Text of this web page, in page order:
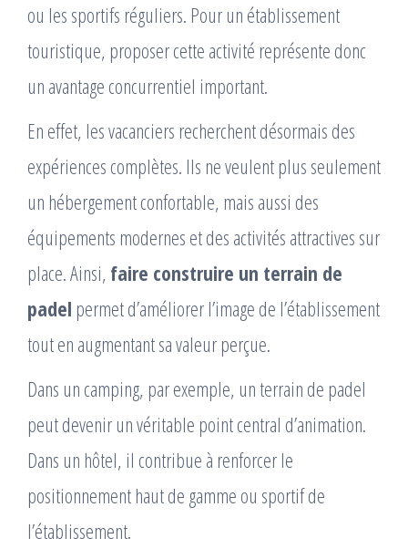
ou les sportifs réguliers. Pour un établissement
touristique, proposer cette activité représente donc
un avantage concurrentiel important.
En effet, les vacanciers recherchent désormais des
expériences complètes. Ils ne veulent plus seulement
un hébergement confortable, mais aussi des
équipements modernes et des activités attractives sur
place. Ainsi, faire construire un terrain de
padel permet d’améliorer l’image de l’établissement
tout en augmentant sa valeur perçue.
Dans un camping, par exemple, un terrain de padel
peut devenir un véritable point central d’animation.
Dans un hôtel, il contribue à renforcer le
positionnement haut de gamme ou sportif de
l’établissement.